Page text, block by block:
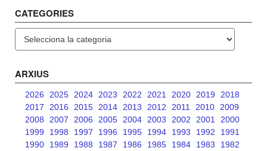
CATEGORIES
ARXIUS
2026 2025 2024 2023 2022 2021 2020 2019
2018
2017
2016 2015 2014 2013 2012 2011 2010
2009
2008
2007 2006 2005 2004 2003 2002 2001
2000
1999
1998 1997 1996 1995 1994 1993 1992
1991
1990
1989 1988 1987 1986 1985 1984 1983
1982